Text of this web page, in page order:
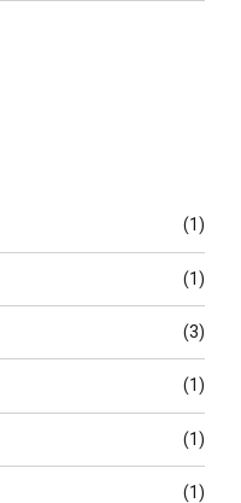
(1)
(1)
(3)
(1)
(1)
(1)